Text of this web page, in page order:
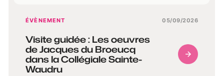
ÉVÈNEMENT 05/09/2026
Visite guidée : Les oeuvres
de Jacques du Broeucq
dans la Collégiale Sainte-
Waudru